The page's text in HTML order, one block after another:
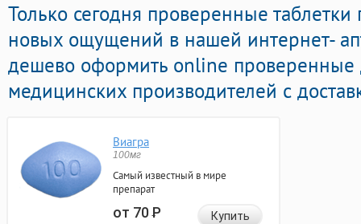
Только сегодня проверенные
новых ощущений в нашей интернет-
дешево оформить online проверенные
медицинских производителей с
Виагра
100мг
Самый известный в мире
препарат
от 70Р Купить